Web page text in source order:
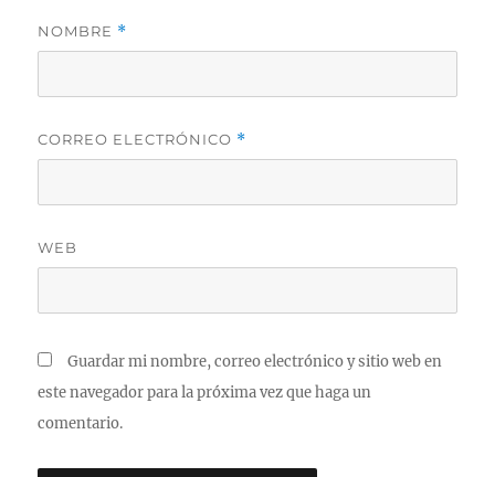
NOMBRE *
CORREO ELECTRÓNICO *
WEB
Guardar mi nombre, correo electrónico y sitio web en
este navegador para la próxima vez que haga un
comentario.